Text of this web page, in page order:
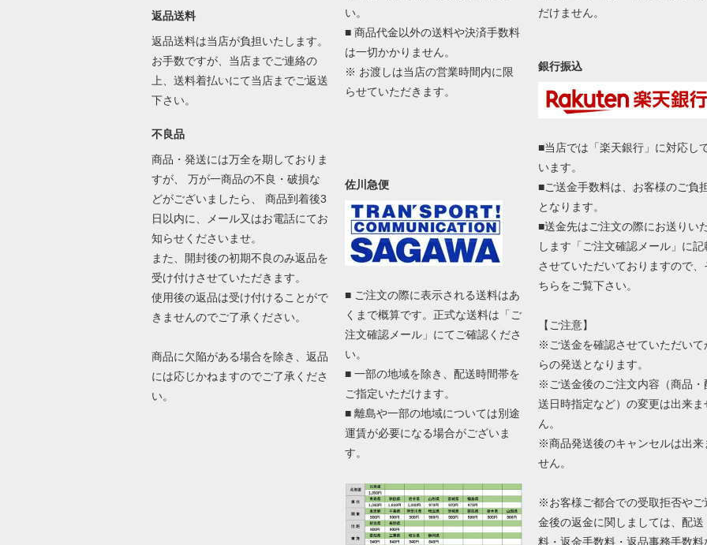
返品送料
返品送料は当店が負担いたします。
お手数ですが、当店までご連絡の
上、送料着払いにて当店までご返送
下さい。
不良品
商品・発送には万全を期しておりま
すが、 万が一商品の不良・破損な
どがございましたら、 商品到着後3
日以内に、メール又はお電話にてお
知らせくださいませ。
また、開封後の初期不良のみ返品を
受け付けさせていただきます。
使用後の返品は受け付けることがで
きませんのでご了承ください。
商品に欠陥がある場合を除き、返品
には応じかねますのでご了承くださ
い。
い。
■ 商品代金以外の送料や決済手数料
は一切かかりません。
※ お渡しは当店の営業時間内に限
らせていただきます。
佐川急便
■ ご注文の際に表示される送料はあ
くまで概算です。正式な送料は「ご
注文確認メール」にてご確認くださ
い。
■ 一部の地域を除き、配送時間帯を
ご指定いただけます。
■ 離島や一部の地域については別途
運賃が必要になる場合がございま
す。
だけません。
銀行振込
■当店では「楽天銀行」に対応し
います。
■ご送金手数料は、お客様のご負
となります。
■送金先はご注文の際にお送りい
します「ご注文確認メール」に記
させていただいておりますので、
ちらをご覧下さい。
【ご注意】
※ご送金を確認させていただいて
らの発送となります。
※ご送金後のご注文内容（商品・
送日時指定など）の変更は出来ま
ん。
※商品発送後のキャンセルは出来
せん。
※お客様ご都合での受取拒否やご
金後の返金に関しましては、配送
料・返金手数料・返品事務手数料